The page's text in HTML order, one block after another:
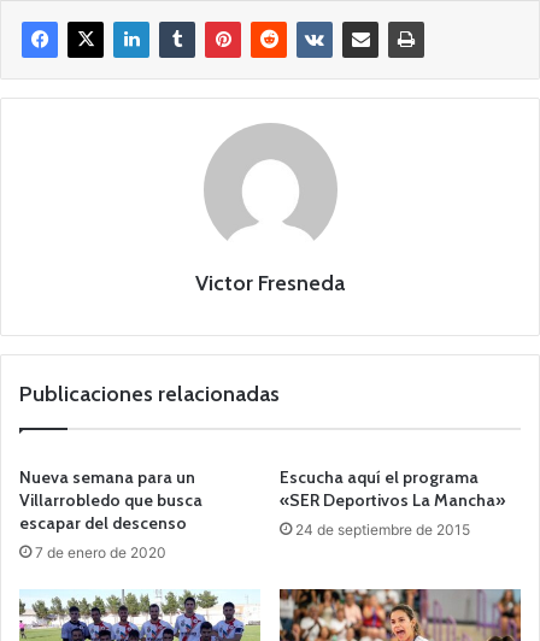
Victor Fresneda
Publicaciones relacionadas
Nueva semana para un
Villarrobledo que busca
escapar del descenso
7 de enero de 2020
Escucha aquí el programa
«SER Deportivos La Mancha»
24 de septiembre de 2015